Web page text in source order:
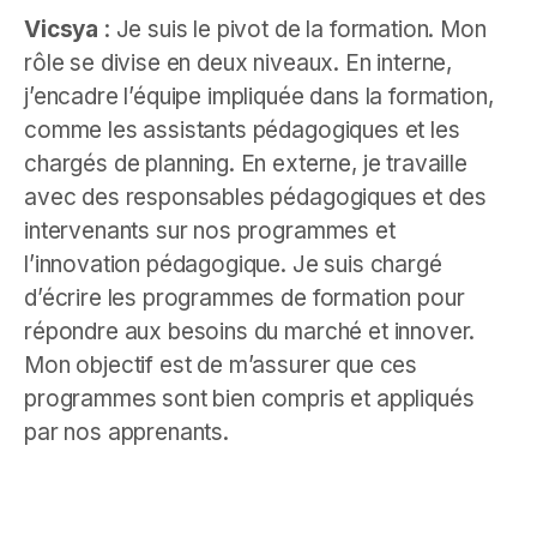
Vicsya : Je suis le pivot de la formation. Mon
rôle se divise en deux niveaux. En interne,
j’encadre l’équipe impliquée dans la formation,
comme les assistants pédagogiques et les
chargés de planning. En externe, je travaille
avec des responsables pédagogiques et des
intervenants sur nos programmes et
l’innovation pédagogique. Je suis chargé
d’écrire les programmes de formation pour
répondre aux besoins du marché et innover.
Mon objectif est de m’assurer que ces
programmes sont bien compris et appliqués
par nos apprenants.